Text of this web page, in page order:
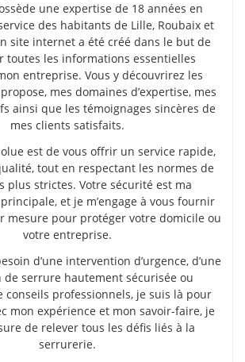
une expertise de 18 années en
des habitants de Lille, Roubaix et
site internet a été créé dans le but de
toutes les informations essentielles
entreprise. Vous y découvrirez les
mes domaines d’expertise, mes
ainsi que les témoignages sincères de
mes clients satisfaits.
est de vous offrir un service rapide,
tout en respectant les normes de
plus strictes. Votre sécurité est ma
et je m’engage à vous fournir
mesure pour protéger votre domicile ou
votre entreprise.
d’une intervention d’urgence, d’une
de serrure hautement sécurisée ou
conseils professionnels, je suis là pour
mon expérience et mon savoir-faire, je
de relever tous les défis liés à la
serrurerie.